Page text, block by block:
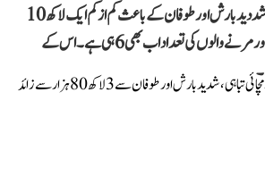
فلپائن نیوز ایجنسی کے مطابق شددید بارش اور طوفان کے باعث کم از کم ایک لاکھ 10
ہزار خاندان متاثر ہوئے ہیں اور مرنے والوں کی تعداد اب بھی 6 ہی ہے۔ اس کے